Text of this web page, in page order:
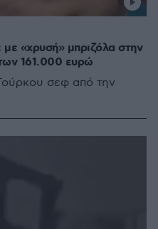
«χρυσή» μπριζόλα στην
161.000 ευρώ
σεφ από την